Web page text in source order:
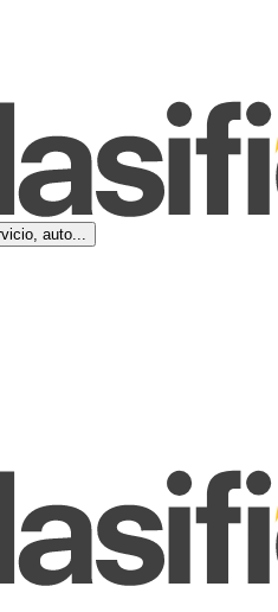
auto...